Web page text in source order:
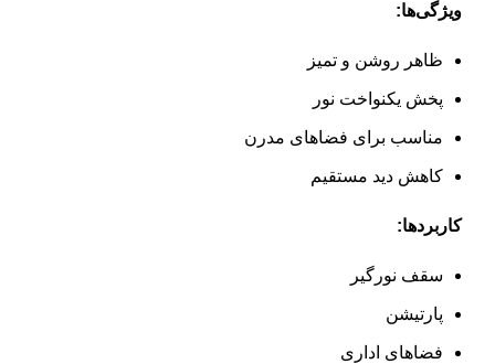
ویژگی‌ها:
ظاهر روشن و تمیز
پخش یکنواخت نور
مناسب برای فضاهای مدرن
کاهش دید مستقیم
کاربردها:
سقف نورگیر
پارتیشن
فضاهای اداری